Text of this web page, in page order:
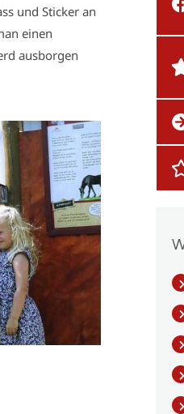
und Sticker an
einen
ausborgen